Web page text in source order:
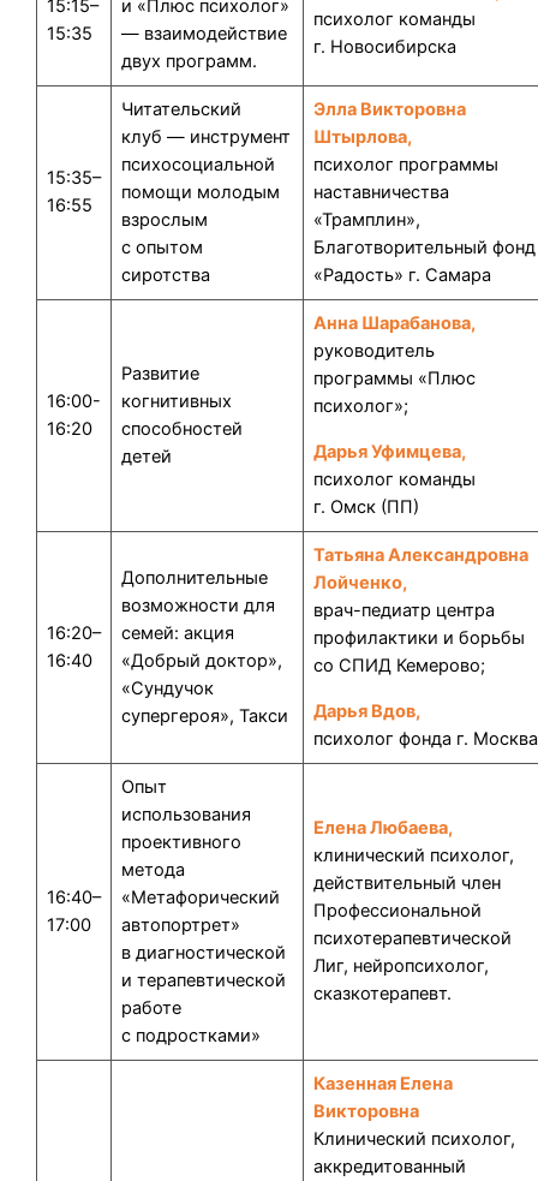
15:15–
15:35
и «Плюс психолог»
— взаимодействие
двух программ.
психолог команды
г. Новосибирска
15:35–
16:55
Читательский
клуб — инструмент
психосоциальной
помощи молодым
взрослым
с опытом
сиротства
Элла Викторовна
Штырлова,
психолог программы
наставничества
«Трамплин»,
Благотворительный фонд
«Радость» г. Самара
16:00-
16:20
Развитие
когнитивных
способностей
детей
Анна Шарабанова,
руководитель
программы «Плюс
психолог»;
Дарья Уфимцева,
психолог команды
г. Омск (ПП)
16:20–
16:40
Дополнительные
возможности для
семей: акция
«Добрый доктор»,
«Сундучок
супергероя», Такси
Татьяна Александровна
Лойченко,
врач-педиатр центра
профилактики и борьбы
со СПИД Кемерово;
Дарья Вдов,
психолог фонда г. Москва
16:40–
17:00
Опыт
использования
проективного
метода
«Метафорический
автопортрет»
в диагностической
и терапевтической
работе
с подростками»
Елена Любаева,
клинический психолог,
действительный член
Профессиональной
психотерапевтической
Лиг, нейропсихолог,
сказкотерапевт.
Казенная Елена
Викторовна
Клинический психолог,
аккредитованный